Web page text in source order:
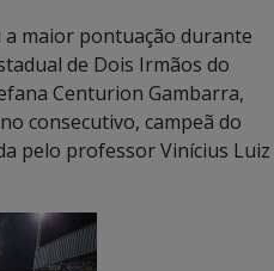
a maior pontuação durante
de Dois Irmãos do
Centurion Gambarra,
consecutivo, campeã do
pelo professor Vinícius Luiz